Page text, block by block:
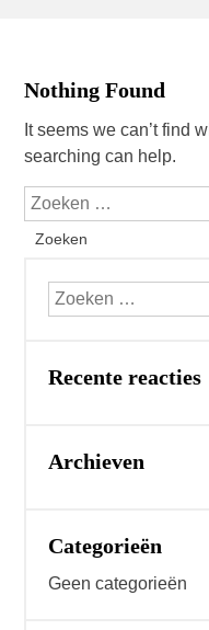
Nothing Found
It seems we can’t find
searching can help.
Recente reacties
Archieven
Categorieën
Geen categorieën